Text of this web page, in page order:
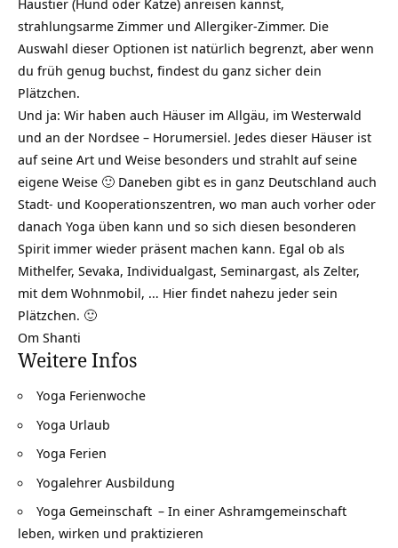
strahlungsarme Zimmer und Allergiker-Zimmer. Die
Auswahl dieser Optionen ist natürlich begrenzt, aber wenn
du früh genug buchst, findest du ganz sicher dein
Plätzchen.
Und ja: Wir haben auch Häuser im Allgäu, im Westerwald
und an der Nordsee – Horumersiel. Jedes dieser Häuser ist
auf seine Art und Weise besonders und strahlt auf seine
eigene Weise 🙂 Daneben gibt es in ganz Deutschland auch
Stadt- und Kooperationszentren, wo man auch vorher oder
danach Yoga üben kann und so sich diesen besonderen
Spirit immer wieder präsent machen kann. Egal ob als
Mithelfer, Sevaka, Individualgast, Seminargast, als Zelter,
mit dem Wohnmobil, … Hier findet nahezu jeder sein
Plätzchen. 🙂
Om Shanti
Weitere Infos
Yoga Ferienwoche
Yoga Urlaub
Yoga Ferien
Yogalehrer Ausbildung
Yoga Gemeinschaft – In einer Ashramgemeinschaft
leben, wirken und praktizieren